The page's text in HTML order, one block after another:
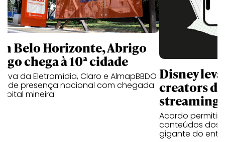
Belo Horizonte, Abrigo
chega à 10ª cidade
da Eletromídia, Claro e AlmapBBDO
presença nacional com chegada
mineira
Disney
creators
streaming
Acordo
conteúdos dos
gigante do